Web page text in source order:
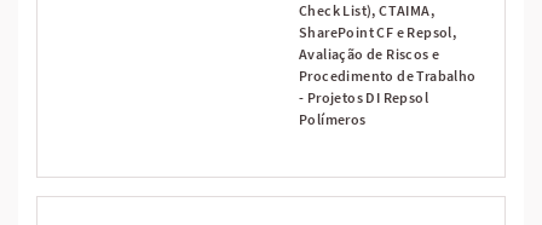
Check List), CTAIMA,
SharePoint CF e Repsol,
Avaliação de Riscos e
Procedimento de Trabalho
- Projetos DI Repsol
Polímeros